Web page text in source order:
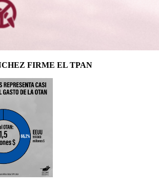
FIRME EL TPAN